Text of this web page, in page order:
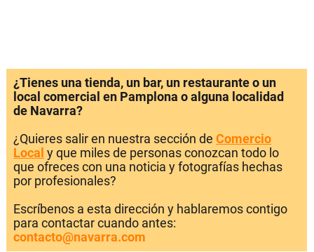
¿Tienes una tienda, un bar, un restaurante o un
local comercial en Pamplona o alguna localidad
de Navarra?
¿Quieres salir en nuestra sección de Comercio
Local y que miles de personas conozcan todo lo
que ofreces con una noticia y fotografías hechas
por profesionales?
Escríbenos a esta dirección y hablaremos contigo
para contactar cuando antes:
contacto@navarra.com